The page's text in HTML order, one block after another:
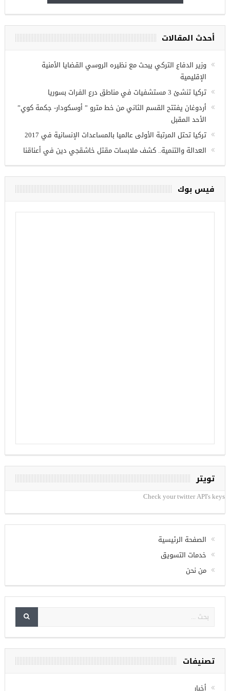
في
أحدث المقالات
وزير الدفاع التركي يبحث مع نظيره الروسي القضايا الأمنية
الإقليمية
تركيا تنشئ 3 مستشفيات في مناطق درع الفرات بسوريا
أردوغان يفتتح القسم الثاني من خط مترو ” أوسكودار- جكمة كوي”
الأحد المقبل
تركيا تحتل المرتبة الأولى عالميا بالمساعدات الإنسانية في 2017
العدالة والتنمية.. كشف ملابسات مقتل خاشقجي دين في أعناقنا
فيس بوك
تويتر
Check your twitter API's keys
الصفحة الرئيسية
خدمات التسويق
من نحن
تصنيفات
أخبار